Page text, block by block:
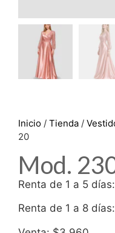
Inicio / Tienda /
20
Mod.
Renta de 1 a 5
Renta de 1 a 8